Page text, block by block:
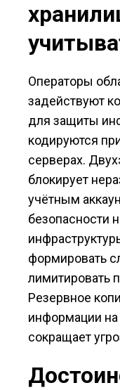
Операторы
задействуют
для защиты
кодируются
серверах.
блокирует
учётным
безопасности
формировать
лимитировать
Резервное
информации
сокращает